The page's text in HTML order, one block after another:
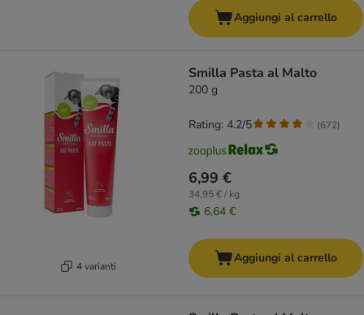
Aggiungi al carrello
4 varianti
Smilla Pasta al Malto
200 g
6,99 €
34,95 € / kg
6,64 €
Rating: 4.2/5 (672)
Aggiungi al carrello